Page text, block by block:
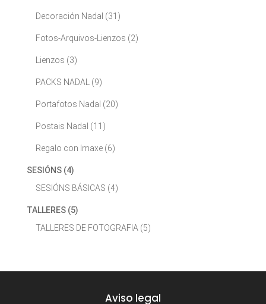
Decoración Nadal (31)
Fotos-Arquivos-Lienzos (2)
Lienzos (3)
PACKS NADAL (9)
Portafotos Nadal (20)
Postais Nadal (11)
Regalo con Imaxe (6)
SESIÓNS (4)
SESIÓNS BÁSICAS (4)
TALLERES (5)
TALLERES DE FOTOGRAFIA (5)
Aviso legal